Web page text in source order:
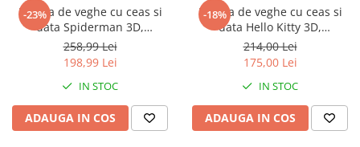
Captain america
Bakugan
Liga Dreptatii
Buzz Lightyear
My Little Pony
Planes
EplusM
Marvel
Monsters Inc.
La casa de papel
Nasa
Kids Euroswan
-23%
Lampa de veghe cu ceas si
data Spiderman 3D,
21,4x13x13cm
258,99 Lei
198,99 Lei
IN STOC
ADAUGA IN COS
-18%
Lampa de veghe cu ceas si
data Hello Kitty 3D,
21,4x13x13cm
214,00 Lei
175,00 Lei
IN STOC
ADAUGA IN COS